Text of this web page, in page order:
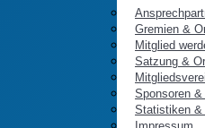
Gremien &
Mitglied
Satzung &
Sponsoren
Statistiken &